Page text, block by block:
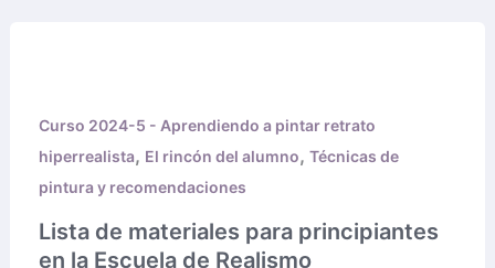
Curso 2024-5 - Aprendiendo a pintar retrato
hiperrealista, El rincón del alumno, Técnicas de
pintura y recomendaciones
Lista de materiales para principiantes
en la Escuela de Realismo
para
principiantes
en
la
Escuela